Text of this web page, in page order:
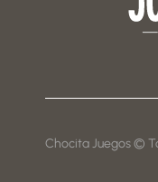
Chocita Juegos ©